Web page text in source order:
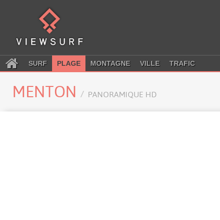
SURF PLAGE MONTAGNE VILLE TRAFIC
MENTON PANORAMIQUE HD